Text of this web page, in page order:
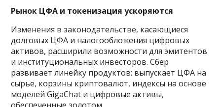
Рынок ЦФА и токенизация ускоряются
Изменения в законодательстве, касающиеся
долговых ЦФА и налогообложения цифровых
активов, расширили возможности для эмитентов
и институциональных инвесторов. Сбер
развивает линейку продуктов: выпускает ЦФА на
сырье, корзины криптовалют, индексы на основе
моделей GigaChat и цифровые активы,
обеспеченные золотом.